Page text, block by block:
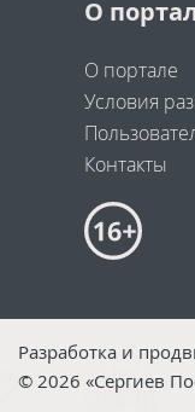
О
О портале
Условия
Контакты
Разработка и
© 2026 «Сергиев